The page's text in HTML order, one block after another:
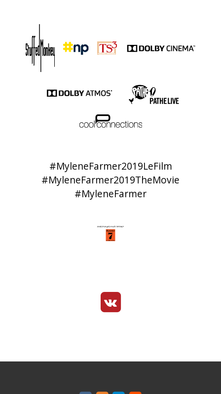
#MyleneFarmer2019LeFilm
#MyleneFarmer2019TheMovie
#MyleneFarmer